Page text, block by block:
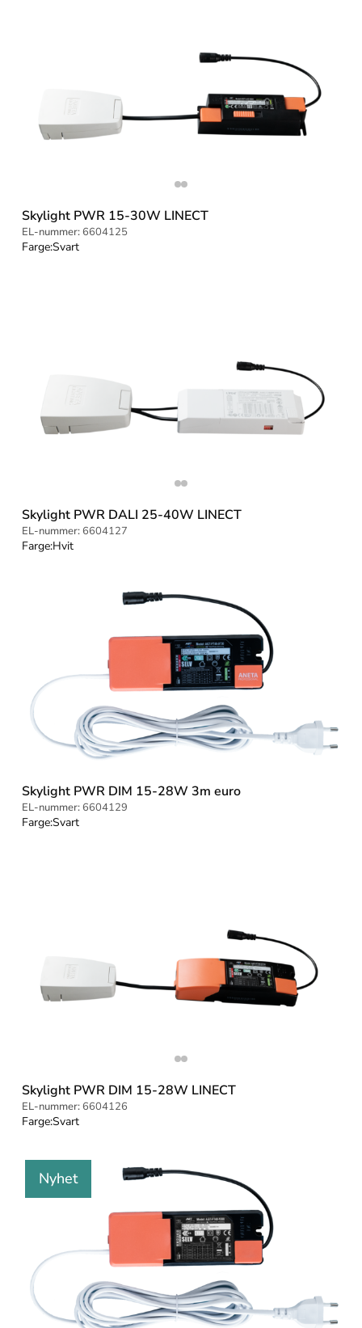
Skylight PWR 15-30W LINECT
EL-nummer:6604125
Farge:Svart
Skylight PWR DALI 25-40W LINECT
EL-nummer:6604127
Farge:Hvit
Skylight PWR DIM 15-28W 3m euro
EL-nummer:6604129
Farge:Svart
Skylight PWR DIM 15-28W LINECT
EL-nummer:6604126
Farge:Svart
Nyhet